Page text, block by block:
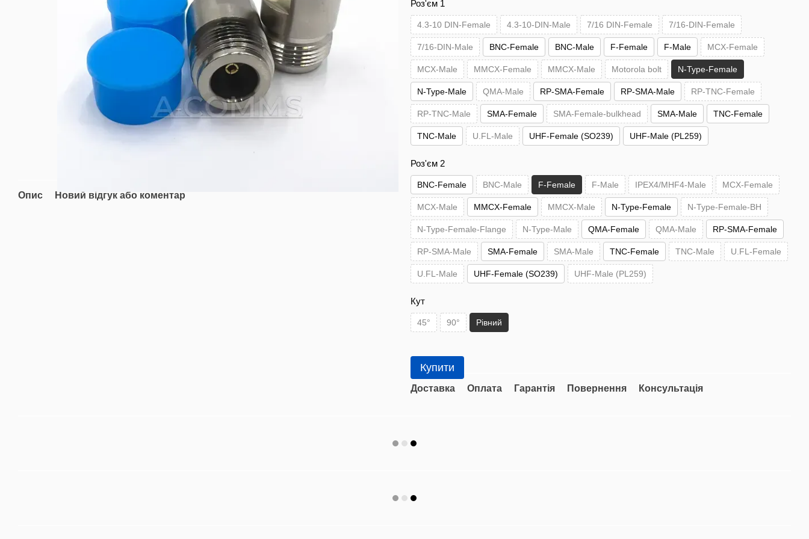
Опис Новий відгук або коментар
Роз'єм 1
4.3-10 DIN-Female 4.3-10-DIN-Male 7/16 DIN-Female 7/16-DIN-Female
7/16-DIN-Male BNC-Female BNC-Male F-Female F-Male MCX-Female
MCX-Male MMCX-Female MMCX-Male Motorola bolt N-Type-Female
N-Type-Male QMA-Male RP-SMA-Female RP-SMA-Male RP-TNC-Female
RP-TNC-Male SMA-Female SMA-Female-bulkhead SMA-Male TNC-Female
TNC-Male U.FL-Male UHF-Female (SO239) UHF-Male (PL259)
Роз'єм 2
BNC-Female BNC-Male F-Female F-Male IPEX4/MHF4-Male MCX-Female
MCX-Male MMCX-Female MMCX-Male N-Type-Female N-Type-Female-BH
N-Type-Female-Flange N-Type-Male QMA-Female QMA-Male RP-SMA-Female
RP-SMA-Male SMA-Female SMA-Male TNC-Female TNC-Male U.FL-Female
U.FL-Male UHF-Female (SO239) UHF-Male (PL259)
Кут
45° 90° Рівний
Купити
Доставка Оплата Гарантія Повернення Консультація